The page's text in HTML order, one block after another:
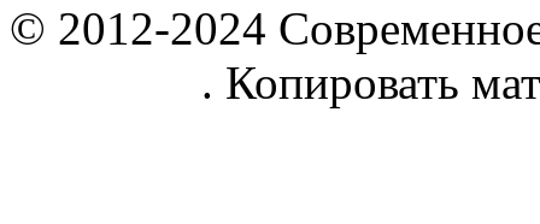
© 2012-2024
. Копировать